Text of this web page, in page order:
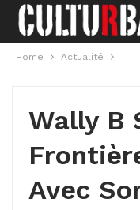
Home Actualité
Wally B
Avec